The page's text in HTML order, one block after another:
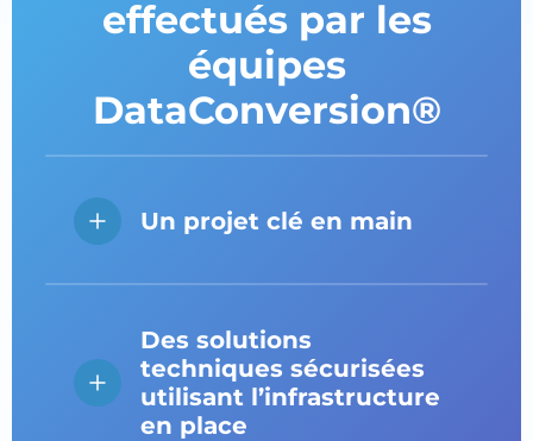
effectués par les
équipes
DataConversion®
Un projet clé en main
Des solutions
techniques sécurisées
utilisant l’infrastructure
en place